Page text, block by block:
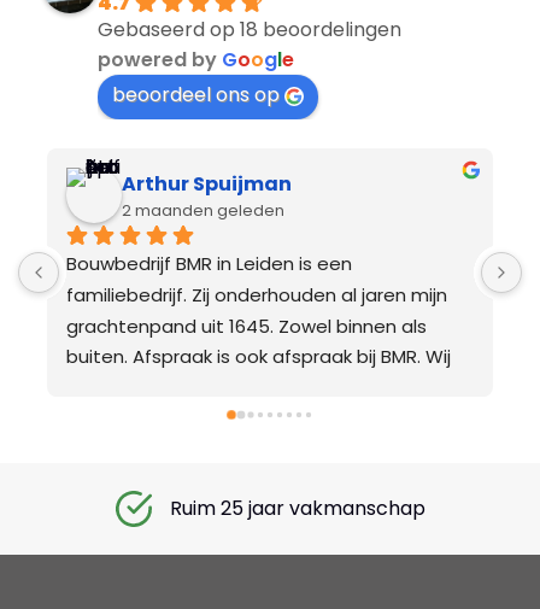
Gebaseerd op 18 beoordelingen
powered by Google
beoordeel ons op
Arthur Spuijman
2 maanden geleden
Bouwbedrijf BMR in Leiden is een
familiebedrijf. Zij onderhouden al jaren mijn
grachtenpand uit 1645. Zowel binnen als
buiten. Afspraak is ook afspraak bij BMR. Wij
meedenken van wat er moet gebeuren. Wij
Ruim 25 jaar vakmanschap